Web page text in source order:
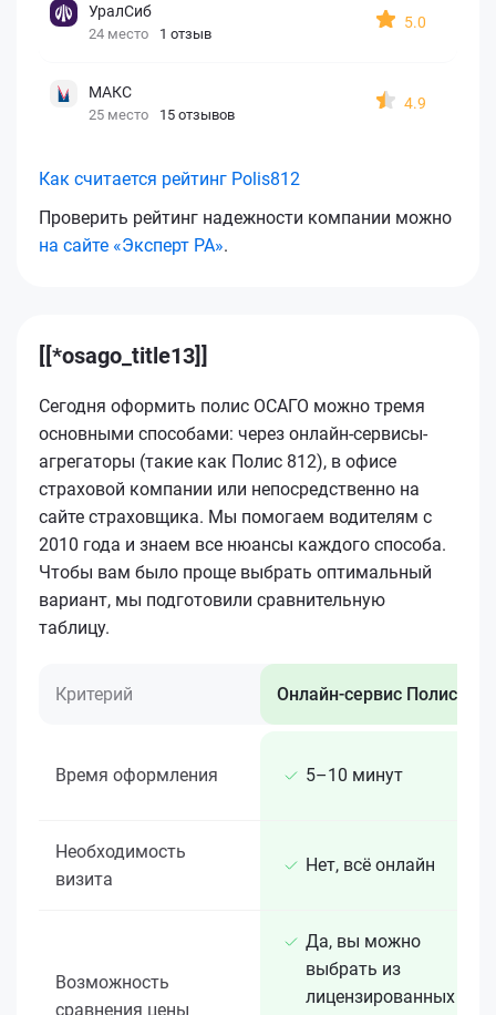
УралСиб
24 место 1 отзыв
5.0
МАКС
25 место 15 отзывов
4.9
Как считается рейтинг Polis812
Проверить рейтинг надежности компании можно
на сайте «Эксперт РА».
[[*osago_title13]]
Сегодня оформить полис ОСАГО можно тремя
основными способами: через онлайн-сервисы-
агрегаторы (такие как Полис 812), в офисе
страховой компании или непосредственно на
сайте страховщика. Мы помогаем водителям с
2010 года и знаем все нюансы каждого способа.
Чтобы вам было проще выбрать оптимальный
вариант, мы подготовили сравнительную
таблицу.
Критерий Онлайн-сервис Полис 812
Время оформления 5–10 минут
Необходимость
визита
Нет, всё онлайн
Возможность
сравнения цены
Да, вы можно
выбрать из
лицензированных 15+